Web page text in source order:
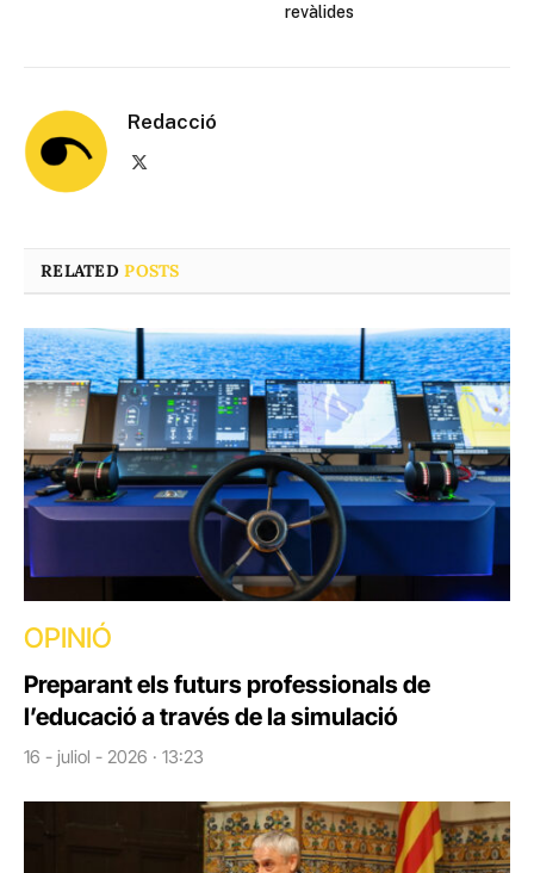
revàlides
Redacció
RELATEDPOSTS
OPINIÓ
Preparant els futurs professionals de
l’educació a través de la simulació
16 - juliol - 2026 · 13:23